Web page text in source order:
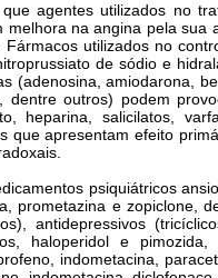
que agentes utilizados no
na angina pela
utilizados no
de sódio e
(adenosina, amiodarona,
dentre outros) podem
heparina, salicilatos,
que apresentam efeito
psiquiátricos
prometazina e zopiclone,
antidepressivos
haloperidol e
indometacina,